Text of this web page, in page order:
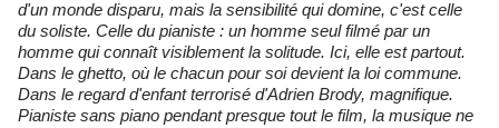
d'un monde disparu, mais la sensibilité qui domine, c'est celle
du soliste. Celle du pianiste : un homme seul filmé par un
homme qui connaît visiblement la solitude. Ici, elle est partout.
Dans le ghetto, où le chacun pour soi devient la loi commune.
Dans le regard d'enfant terrorisé d'Adrien Brody, magnifique.
Pianiste sans piano pendant presque tout le film, la musique ne